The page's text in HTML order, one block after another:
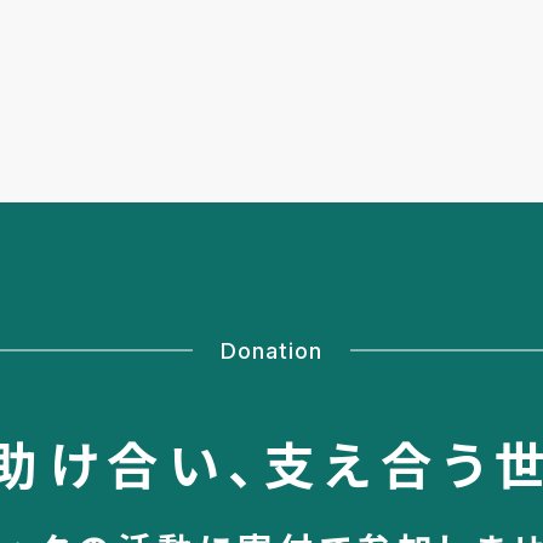
Donation
け合い、 支え合う